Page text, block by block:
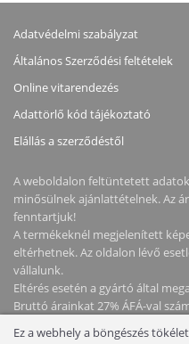
Adatvédelmi szabályzat
Általános Szerződési feltételek
Online vitarendezés
Adattörlő kód tájékoztató
Elállás a szerződéstől
A weboldalon feltüntetett
minősülnek ajánlattételnek. Az
fenntartjuk!
A termékeknél megjelenített
eltérhetnek. Az oldalon lévő
vállalunk.
Eltérés esetén a gyártó által
Bruttó árainkat 27% ÁFÁ-val
Ez a webhely a böngészés